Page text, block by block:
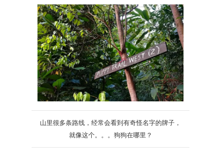
山里很多条路线，经常会看到有奇怪名字的牌子，
就像这个。。。狗狗在哪里？